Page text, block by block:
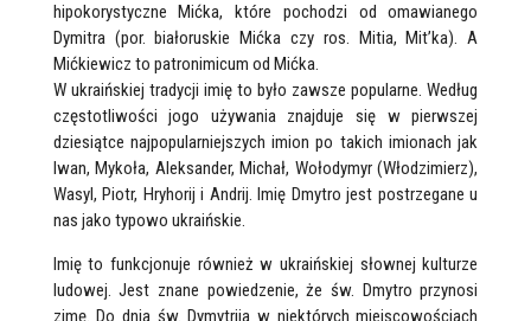
hipokorystyczne Mićka, które pochodzi od omawianego
Dymitra (por. białoruskie Mićka czy ros. Mitia, Mit’ka). A
Mićkiewicz to patronimicum od Mićka.
W ukraińskiej tradycji imię to było zawsze popularne. Według
częstotliwości jogo używania znajduje się w pierwszej
dziesiątce najpopularniejszych imion po takich imionach jak
Iwan, Mykoła, Aleksander, Michał, Wołodymyr (Włodzimierz),
Wasyl, Piotr, Hryhorij i Andrij. Imię Dmytro jest postrzegane u
nas jako typowo ukraińskie.
Imię to funkcjonuje również w ukraińskiej słownej kulturze
ludowej. Jest znane powiedzenie, że św. Dmytro przynosi
zimę. Do dnia św. Dymytrija w niektórych miejscowościach